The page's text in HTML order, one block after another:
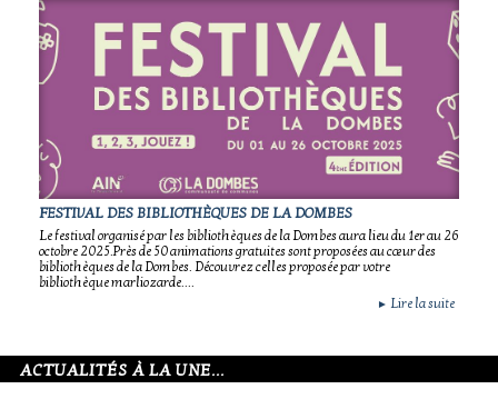
FESTIVAL DES BIBLIOTHÈQUES DE LA DOMBES
Le festival organisé par les bibliothèques de la Dombes aura lieu du 1er au 26
octobre 2025.Près de 50 animations gratuites sont proposées au cœur des
bibliothèques de la Dombes. Découvrez celles proposée par votre
bibliothèque marliozarde....
► Lire la suite
ACTUALITÉS À LA UNE...